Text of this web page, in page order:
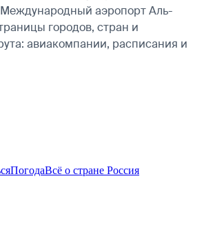
аэропорт Аль-
городов, стран и
авиакомпании, расписания и
ПогодаВсё о стране Россия